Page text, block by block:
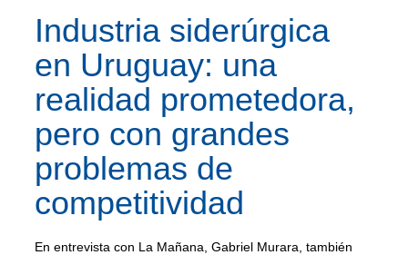
Industria siderúrgica
en Uruguay: una
realidad prometedora,
pero con grandes
problemas de
competitividad
En entrevista con La Mañana, Gabriel Murara, también